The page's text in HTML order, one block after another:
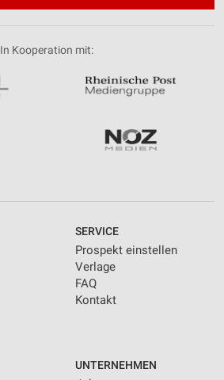
In Kooperation mit:
SERVICE
Prospekt einstellen
Verlage
FAQ
Kontakt
UNTERNEHMEN